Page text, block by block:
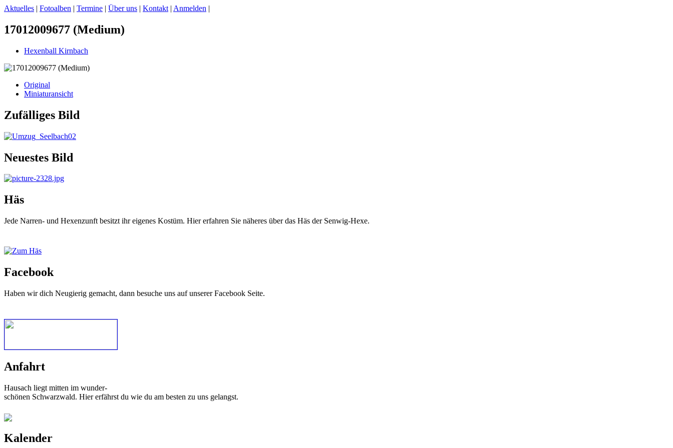
Aktuelles | Fotoalben | Termine | Über uns | Kontakt | Anmelden |
17012009677 (Medium)
Hexenball Kirnbach
Original
Miniaturansicht
Zufälliges Bild
Neuestes Bild
Häs
Jede Narren- und Hexenzunft besitzt ihr eigenes Kostüm. Hier erfahren Sie näheres über das Häs der Senwig-Hexe.
Facebook
Haben wir dich Neugierig gemacht, dann besuche uns auf unserer Facebook Seite.
Anfahrt
Hausach liegt mitten im wunder-
schönen Schwarzwald. Hier erfährst du wie du am besten zu uns gelangst.
Kalender